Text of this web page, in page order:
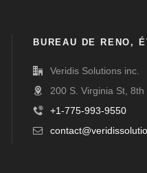
BUREAU DE RENO,
Veridis Solutions inc.
200 S. Virginia St,
+1-775-993-9550